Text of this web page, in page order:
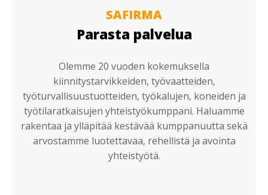
SAFIRMA
Parasta palvelua
Olemme 20 vuoden kokemuksella
kiinnitystarvikkeiden, työvaatteiden,
työturvallisuustuotteiden, työkalujen, koneiden ja
työtilaratkaisujen yhteistyökumppani. Haluamme
rakentaa ja ylläpitää kestävää kumppanuutta sekä
arvostamme luotettavaa, rehellistä ja avointa
yhteistyötä.